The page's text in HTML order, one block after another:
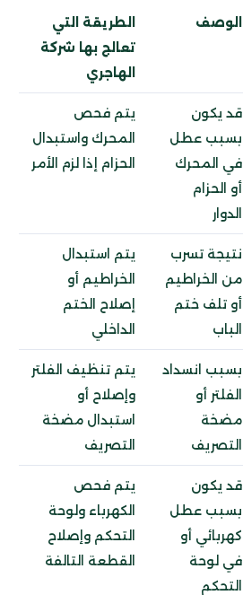
الوصف
الطريقة التي
تعالج بها شركة
الهاجري
قد يكون
بسبب عطل
في المحرك
أو الحزام
الدوار
يتم فحص
المحرك واستبدال
الحزام إذا لزم الأمر
نتيجة تسرب
من الخراطيم
أو تلف ختم
الباب
يتم استبدال
الخراطيم أو
إصلاح الختم
الداخلي
بسبب انسداد
الفلتر أو
مضخة
التصريف
يتم تنظيف الفلتر
وإصلاح أو
استبدال مضخة
التصريف
قد يكون
بسبب عطل
كهربائي أو
في لوحة
التحكم
يتم فحص
الكهرباء ولوحة
التحكم وإصلاح
القطعة التالفة